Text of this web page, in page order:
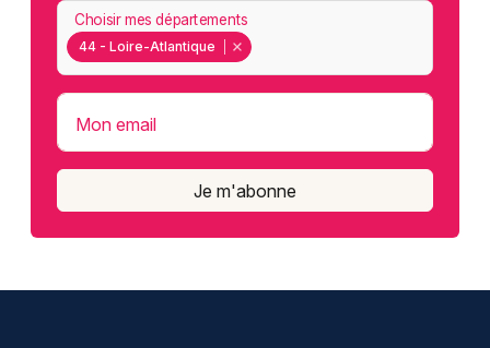
44 - Loire-Atlantique
Choisir mes départements
Mon email
Je m'abonne